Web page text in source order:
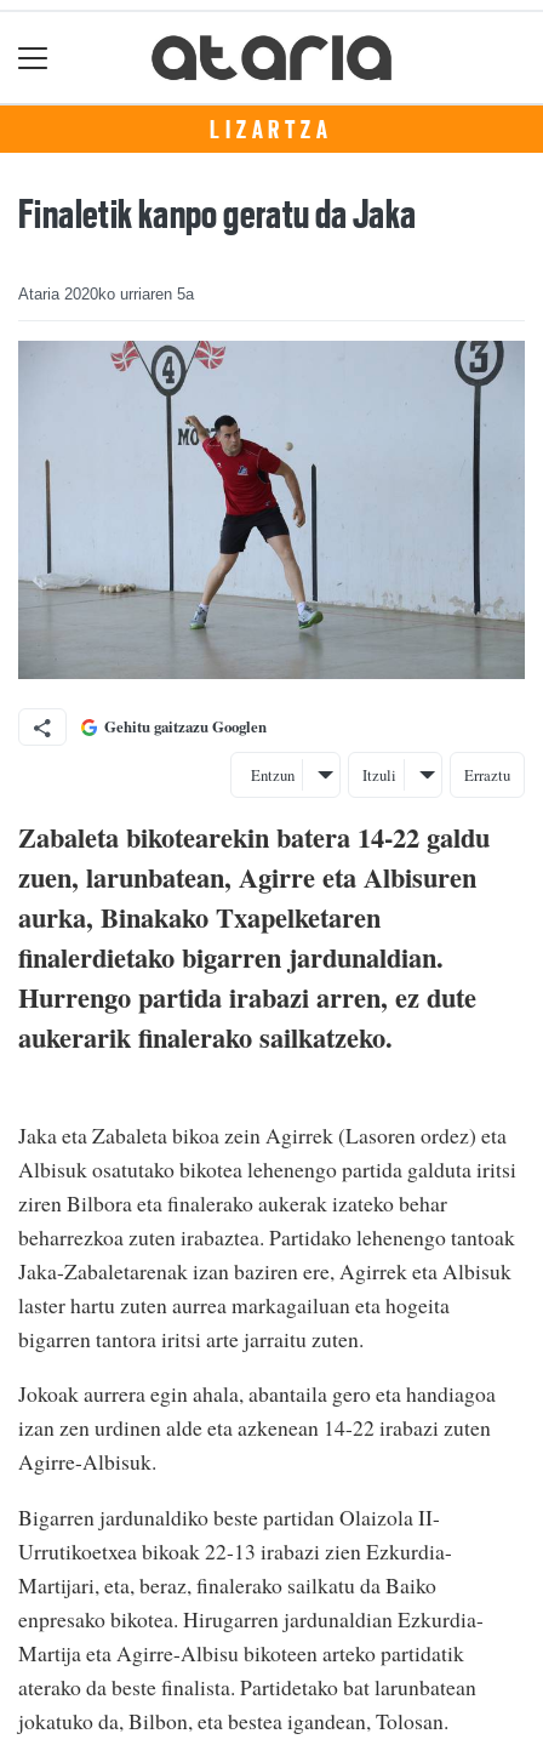
LIZARTZA
Finaletik kanpo geratu da Jaka
Ataria 2020ko urriaren 5a
Gehitu gaitzazu Googlen
Entzun Itzuli Erraztu
Zabaleta bikotearekin batera 14-22 galdu
zuen, larunbatean, Agirre eta Albisuren
aurka, Binakako Txapelketaren
finalerdietako bigarren jardunaldian.
Hurrengo partida irabazi arren, ez dute
aukerarik finalerako sailkatzeko.
Jaka eta Zabaleta bikoa zein Agirrek (Lasoren ordez) eta
Albisuk osatutako bikotea lehenengo partida galduta iritsi
ziren Bilbora eta finalerako aukerak izateko behar
beharrezkoa zuten irabaztea. Partidako lehenengo tantoak
Jaka-Zabaletarenak izan baziren ere, Agirrek eta Albisuk
laster hartu zuten aurrea markagailuan eta hogeita
bigarren tantora iritsi arte jarraitu zuten.
Jokoak aurrera egin ahala, abantaila gero eta handiagoa
izan zen urdinen alde eta azkenean 14-22 irabazi zuten
Agirre-Albisuk.
Bigarren jardunaldiko beste partidan Olaizola II-
Urrutikoetxea bikoak 22-13 irabazi zien Ezkurdia-
Martijari, eta, beraz, finalerako sailkatu da Baiko
enpresako bikotea. Hirugarren jardunaldian Ezkurdia-
Martija eta Agirre-Albisu bikoteen arteko partidatik
aterako da beste finalista. Partidetako bat larunbatean
jokatuko da, Bilbon, eta bestea igandean, Tolosan.